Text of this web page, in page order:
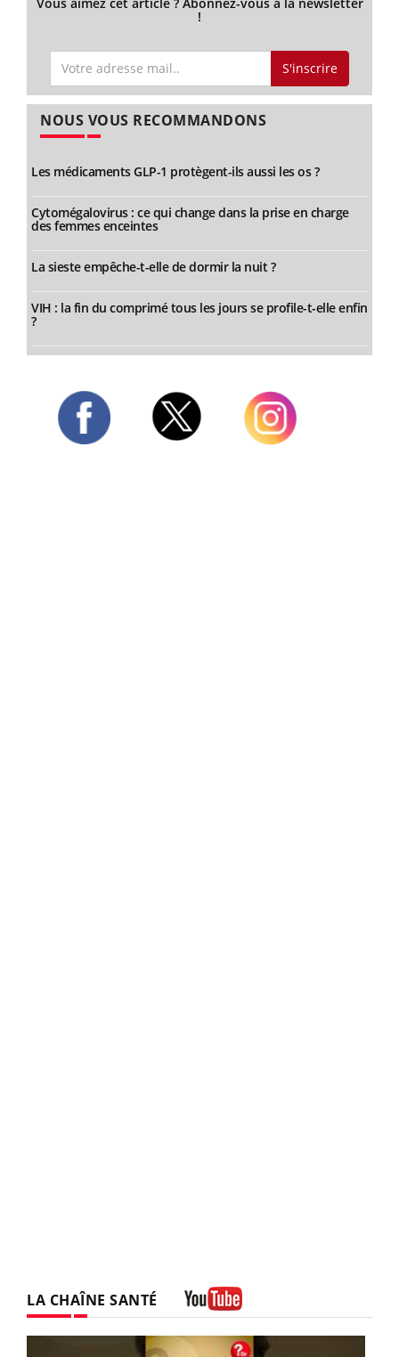
!
S'inscrire
NOUS VOUS RECOMMANDONS
Les médicaments GLP-1 protègent-ils aussi les os ?
Cytomégalovirus : ce qui change dans la prise en charge
des femmes enceintes
La sieste empêche-t-elle de dormir la nuit ?
VIH : la fin du comprimé tous les jours se profile-t-elle enfin
?
LA CHAÎNE SANTÉ